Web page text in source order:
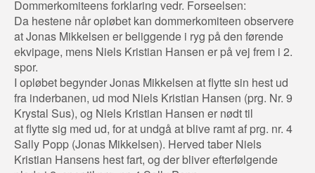
Dommerkomiteens forklaring vedr. Forseelsen:
Da hestene når opløbet kan dommerkomiteen observere
at Jonas Mikkelsen er beliggende i ryg på den førende
ekvipage, mens Niels Kristian Hansen er på vej frem i 2.
spor.
I opløbet begynder Jonas Mikkelsen at flytte sin hest ud
fra inderbanen, ud mod Niels Kristian Hansen (prg. Nr. 9
Krystal Sus), og Niels Kristian Hansen er nødt til
at flytte sig med ud, for at undgå at blive ramt af prg. nr. 4
Sally Popp (Jonas Mikkelsen). Herved taber Niels
Kristian Hansens hest fart, og der bliver efterfølgende